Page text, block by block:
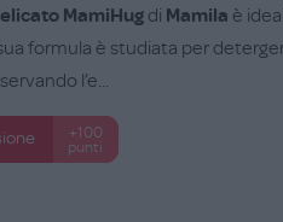
MamiHug di Mamila è
formula è studiata per
l’e...
+100
punti